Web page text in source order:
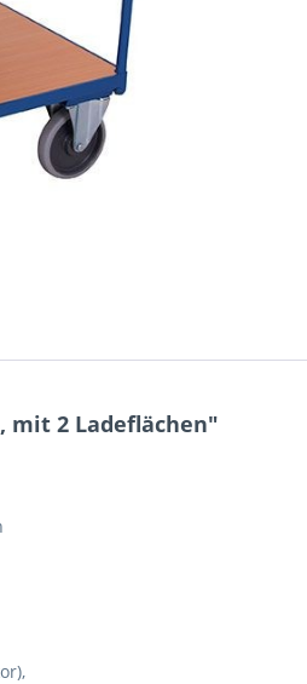
mit 2 Ladeflächen"